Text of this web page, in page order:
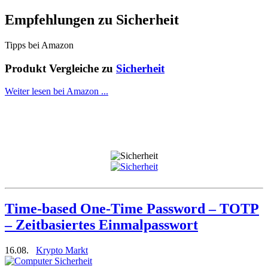
Empfehlungen zu Sicherheit
Tipps bei Amazon
Produkt Vergleiche zu Sicherheit
Weiter lesen bei Amazon ...
Time-based One-Time Password – TOTP
– Zeitbasiertes Einmalpasswort
16.08. Krypto Markt